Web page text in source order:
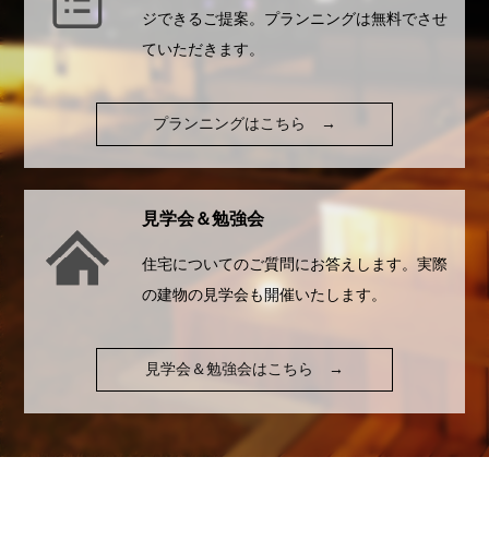
ジできるご提案。プランニングは無料でさせ
ていただきます。
プランニングはこちら →
見学会＆勉強会
住宅についてのご質問にお答えします。実際
の建物の見学会も開催いたします。
見学会＆勉強会はこちら →